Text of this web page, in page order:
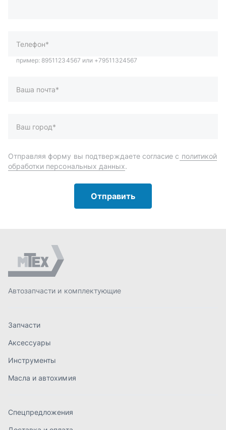
Отправить
Автозапчасти и комплектующие
Масла и автохимия
Спецпредложения
Доставка и оплата
Контакты
order@mteh74.ru
+7 (904) 945-52-55